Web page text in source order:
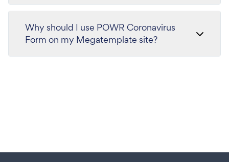
Why should I use POWR Coronavirus
Form on my Megatemplate site?